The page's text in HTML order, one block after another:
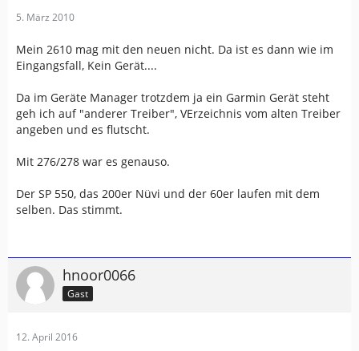
5. März 2010
Mein 2610 mag mit den neuen nicht. Da ist es dann wie im
Eingangsfall, Kein Gerät....
Da im Geräte Manager trotzdem ja ein Garmin Gerät steht
geh ich auf "anderer Treiber", VErzeichnis vom alten Treiber
angeben und es flutscht.
Mit 276/278 war es genauso.
Der SP 550, das 200er Nüvi und der 60er laufen mit dem
selben. Das stimmt.
hnoor0066
Gast
12. April 2016